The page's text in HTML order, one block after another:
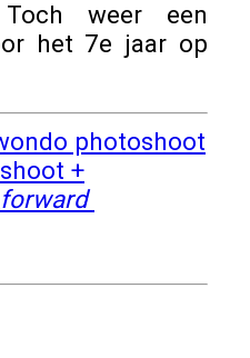
weer een
het 7e jaar op
photoshoot
+